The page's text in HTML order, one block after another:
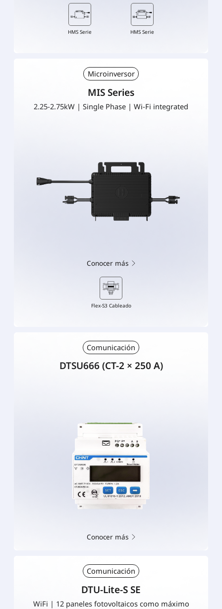
HMS Serie HMS Serie
Microinversor
MIS Series
2.25-2.75kW | Single Phase | Wi-Fi integrated
Conocer más
Flex-S3 Cableado
Comunicación
DTSU666 (CT-2 × 250 A)
Conocer más
Comunicación
DTU-Lite-S SE
WiFi | 12 paneles fotovoltaicos como máximo